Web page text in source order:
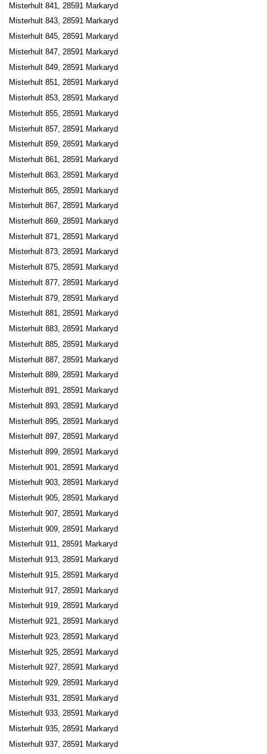
Misterhult 841, 28591 Markaryd
Misterhult 843, 28591 Markaryd
Misterhult 845, 28591 Markaryd
Misterhult 847, 28591 Markaryd
Misterhult 849, 28591 Markaryd
Misterhult 851, 28591 Markaryd
Misterhult 853, 28591 Markaryd
Misterhult 855, 28591 Markaryd
Misterhult 857, 28591 Markaryd
Misterhult 859, 28591 Markaryd
Misterhult 861, 28591 Markaryd
Misterhult 863, 28591 Markaryd
Misterhult 865, 28591 Markaryd
Misterhult 867, 28591 Markaryd
Misterhult 869, 28591 Markaryd
Misterhult 871, 28591 Markaryd
Misterhult 873, 28591 Markaryd
Misterhult 875, 28591 Markaryd
Misterhult 877, 28591 Markaryd
Misterhult 879, 28591 Markaryd
Misterhult 881, 28591 Markaryd
Misterhult 883, 28591 Markaryd
Misterhult 885, 28591 Markaryd
Misterhult 887, 28591 Markaryd
Misterhult 889, 28591 Markaryd
Misterhult 891, 28591 Markaryd
Misterhult 893, 28591 Markaryd
Misterhult 895, 28591 Markaryd
Misterhult 897, 28591 Markaryd
Misterhult 899, 28591 Markaryd
Misterhult 901, 28591 Markaryd
Misterhult 903, 28591 Markaryd
Misterhult 905, 28591 Markaryd
Misterhult 907, 28591 Markaryd
Misterhult 909, 28591 Markaryd
Misterhult 911, 28591 Markaryd
Misterhult 913, 28591 Markaryd
Misterhult 915, 28591 Markaryd
Misterhult 917, 28591 Markaryd
Misterhult 919, 28591 Markaryd
Misterhult 921, 28591 Markaryd
Misterhult 923, 28591 Markaryd
Misterhult 925, 28591 Markaryd
Misterhult 927, 28591 Markaryd
Misterhult 929, 28591 Markaryd
Misterhult 931, 28591 Markaryd
Misterhult 933, 28591 Markaryd
Misterhult 935, 28591 Markaryd
Misterhult 937, 28591 Markaryd